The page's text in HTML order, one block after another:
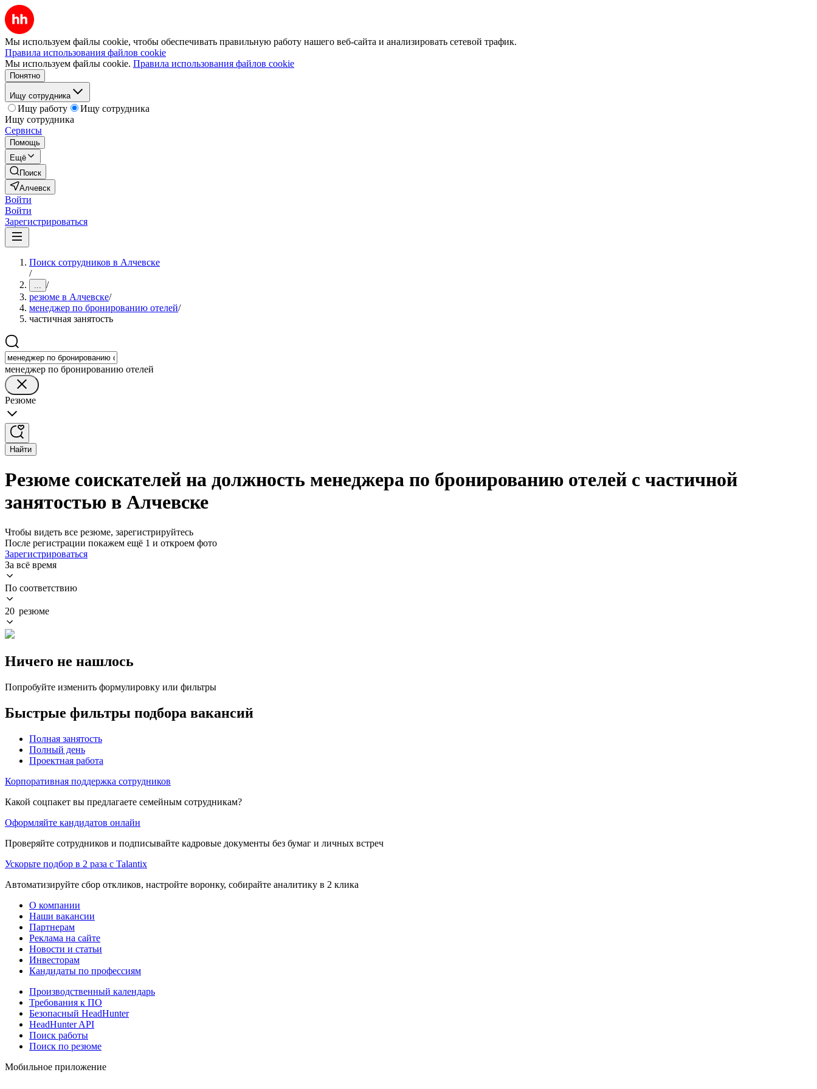
Мы используем файлы cookie, чтобы обеспечивать правильную работу нашего веб-сайта и анализировать сетевой трафик.
Правила использования файлов cookie
Мы используем файлы cookie. Правила использования файлов cookie
Понятно
Ищу сотрудника
Ищу работу
Ищу сотрудника
Ищу сотрудника
Сервисы
Помощь
Ещё
Поиск
Алчевск
Войти
Войти
Зарегистрироваться
Поиск сотрудников в Алчевске
/
... /
резюме в Алчевске/
менеджер по бронированию отелей/
частичная занятость
менеджер по бронированию отелей
Резюме
Найти
Резюме соискателей на должность менеджера по бронированию отелей с частичной
занятостью в Алчевске
Чтобы видеть все резюме, зарегистрируйтесь
После регистрации покажем ещё 1 и откроем фото
Зарегистрироваться
За всё время
По соответствию
20 резюме
Ничего не нашлось
Попробуйте изменить формулировку или фильтры
Быстрые фильтры подбора вакансий
Полная занятость
Полный день
Проектная работа
Корпоративная поддержка сотрудников
Какой соцпакет вы предлагаете семейным сотрудникам?
Оформляйте кандидатов онлайн
Проверяйте сотрудников и подписывайте кадровые документы без бумаг и личных встреч
Ускорьте подбор в 2 раза с Talantix
Автоматизируйте сбор откликов, настройте воронку, собирайте аналитику в 2 клика
О компании
Наши вакансии
Партнерам
Реклама на сайте
Новости и статьи
Инвесторам
Кандидаты по профессиям
Производственный календарь
Требования к ПО
Безопасный HeadHunter
HeadHunter API
Поиск работы
Поиск по резюме
Мобильное приложение